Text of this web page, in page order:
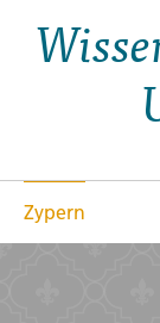
Zypern